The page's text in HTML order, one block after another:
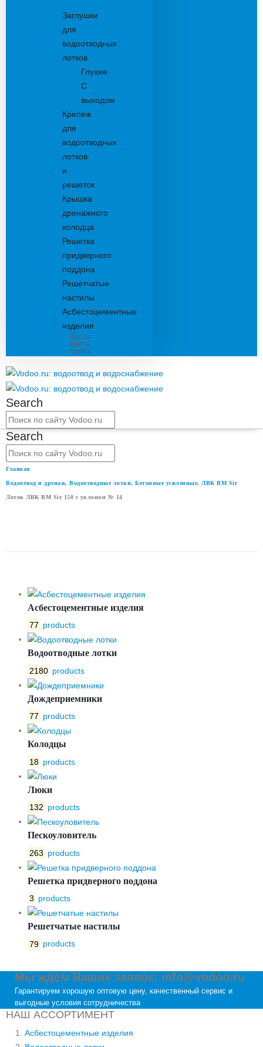
Заглушки
для
водоотводных
лотков
Глухие
С
выходом
Крепеж
для
водоотводных
лотков
и
решеток
Крышка
дренажного
колодца
Решетка
придверного
поддона
Решетчатые
настилы
Асбестоцементные
изделия
Листы,
плиты,
трубы
Search
Search
Главная
Водоотвод и дренаж, Водоотводные лотки, Бетонные усиленные, ЛВК ВМ Sir
Лоток ЛВК ВМ Sir 150 с уклоном № 14
Асбестоцементные изделия
77 products
Водоотводные лотки
2180 products
Дождеприемники
77 products
Колодцы
18 products
Люки
132 products
Пескоуловитель
263 products
Решетка придверного поддона
3 products
Решетчатые настилы
79 products
Мы ждём Ваших заявок: info@vodoo.ru
Гарантируем хорошую оптовую цену, качественный сервис и
выгодные условия сотрудничества
НАШ АССОРТИМЕНТ
Асбестоцементные изделия